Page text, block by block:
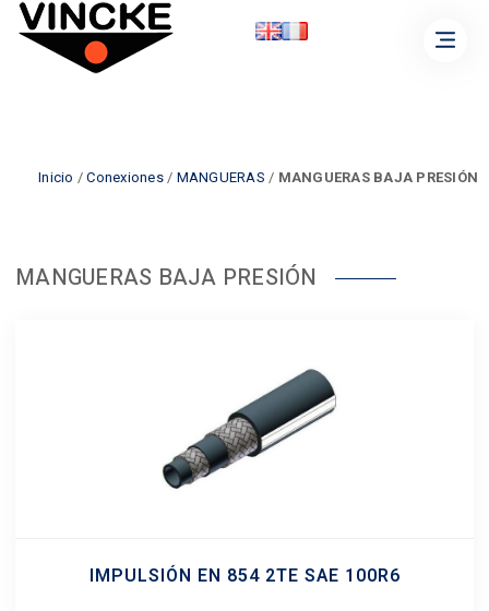
Inicio /Conexiones/ MANGUERAS / MANGUERAS BAJA PRESIÓN
MANGUERAS BAJA PRESIÓN
IMPULSIÓN EN 854 2TE SAE 100R6